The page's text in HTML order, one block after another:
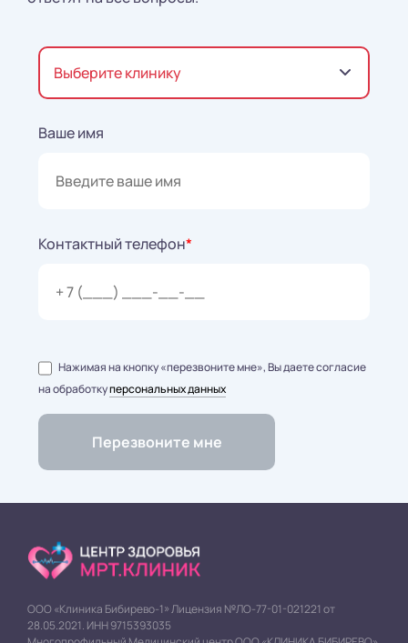
Выберите клинику
Ваше имя
Контактный телефон*
Нажимая на кнопку «перезвоните мне», Вы даете согласие
на обработкуперсональных данных
ООО «Клиника Бибирево-1» Лицензия №ЛО-77-01-021221 от
28.05.2021. ИНН 9715393035